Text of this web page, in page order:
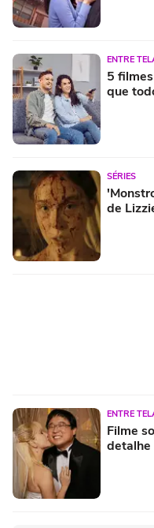
ENTRE
5
que
SÉRIES
de
ENTRE
Filme
detalhe